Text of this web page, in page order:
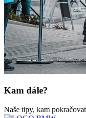
Kam dále?
Naše tipy, kam